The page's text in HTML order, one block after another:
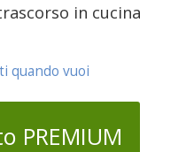
in cucina
quando vuoi
PREMIUM